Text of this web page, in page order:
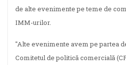
de alte evenimente pe teme de
IMM-urilor.
"Alte evenimente avem pe partea
Comitetul de politică comercială